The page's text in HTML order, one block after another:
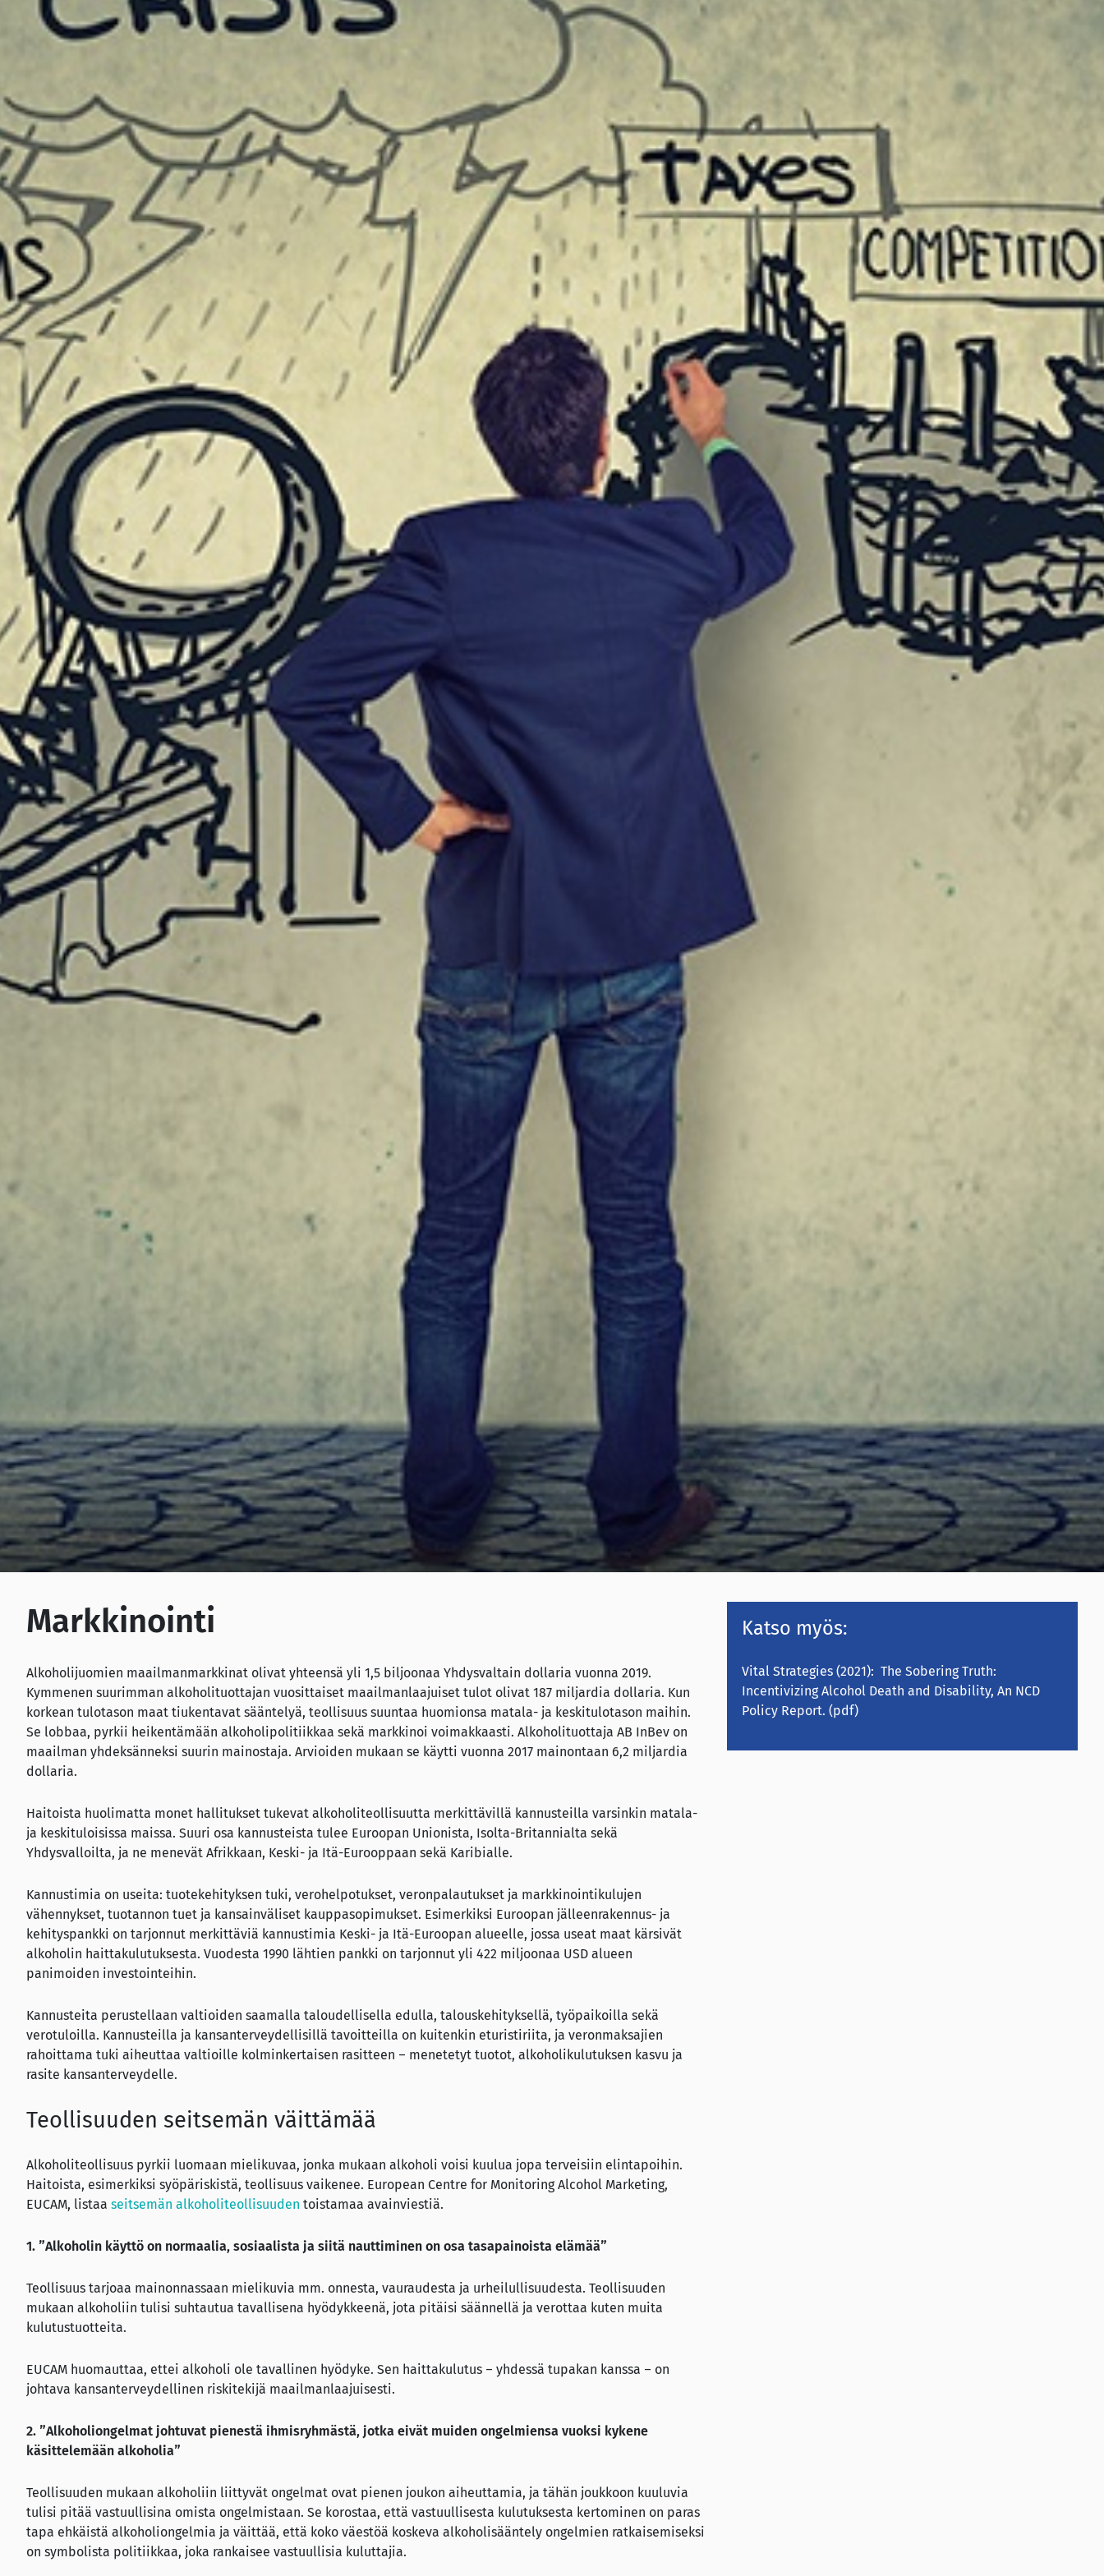
Markkinointi
Alkoholijuomien maailmanmarkkinat olivat yhteensä yli 1,5 biljoonaa Yhdysvaltain dollaria vuonna 2019.
Kymmenen suurimman alkoholituottajan vuosittaiset maailmanlaajuiset tulot olivat 187 miljardia dollaria. Kun
korkean tulotason maat tiukentavat sääntelyä, teollisuus suuntaa huomionsa matala- ja keskitulotason maihin.
Se lobbaa, pyrkii heikentämään alkoholipolitiikkaa sekä markkinoi voimakkaasti. Alkoholituottaja AB InBev on
maailman yhdeksänneksi suurin mainostaja. Arvioiden mukaan se käytti vuonna 2017 mainontaan 6,2 miljardia
dollaria.
Haitoista huolimatta monet hallitukset tukevat alkoholiteollisuutta merkittävillä kannusteilla varsinkin matala-
ja keskituloisissa maissa. Suuri osa kannusteista tulee Euroopan Unionista, Isolta-Britannialta sekä
Yhdysvalloilta, ja ne menevät Afrikkaan, Keski- ja Itä-Eurooppaan sekä Karibialle.
Kannustimia on useita: tuotekehityksen tuki, verohelpotukset, veronpalautukset ja markkinointikulujen
vähennykset, tuotannon tuet ja kansainväliset kauppasopimukset. Esimerkiksi Euroopan jälleenrakennus- ja
kehityspankki on tarjonnut merkittäviä kannustimia Keski- ja Itä-Euroopan alueelle, jossa useat maat kärsivät
alkoholin haittakulutuksesta. Vuodesta 1990 lähtien pankki on tarjonnut yli 422 miljoonaa USD alueen
panimoiden investointeihin.
Kannusteita perustellaan valtioiden saamalla taloudellisella edulla, talouskehityksellä, työpaikoilla sekä
verotuloilla. Kannusteilla ja kansanterveydellisillä tavoitteilla on kuitenkin eturistiriita, ja veronmaksajien
rahoittama tuki aiheuttaa valtioille kolminkertaisen rasitteen – menetetyt tuotot, alkoholikulutuksen kasvu ja
rasite kansanterveydelle.
Teollisuuden seitsemän väittämää
Alkoholiteollisuus pyrkii luomaan mielikuvaa, jonka mukaan alkoholi voisi kuulua jopa terveisiin elintapoihin.
Haitoista, esimerkiksi syöpäriskistä, teollisuus vaikenee. European Centre for Monitoring Alcohol Marketing,
EUCAM, listaa seitsemän alkoholiteollisuuden toistamaa avainviestiä.
1. ”Alkoholin käyttö on normaalia, sosiaalista ja siitä nauttiminen on osa tasapainoista elämää”
Teollisuus tarjoaa mainonnassaan mielikuvia mm. onnesta, vauraudesta ja urheilullisuudesta. Teollisuuden
mukaan alkoholiin tulisi suhtautua tavallisena hyödykkeenä, jota pitäisi säännellä ja verottaa kuten muita
kulutustuotteita.
EUCAM huomauttaa, ettei alkoholi ole tavallinen hyödyke. Sen haittakulutus – yhdessä tupakan kanssa – on
johtava kansanterveydellinen riskitekijä maailmanlaajuisesti.
2. ”Alkoholiongelmat johtuvat pienestä ihmisryhmästä, jotka eivät muiden ongelmiensa vuoksi kykene
käsittelemään alkoholia”
Teollisuuden mukaan alkoholiin liittyvät ongelmat ovat pienen joukon aiheuttamia, ja tähän joukkoon kuuluvia
tulisi pitää vastuullisina omista ongelmistaan. Se korostaa, että vastuullisesta kulutuksesta kertominen on paras
tapa ehkäistä alkoholiongelmia ja väittää, että koko väestöä koskeva alkoholisääntely ongelmien ratkaisemiseksi
on symbolista politiikkaa, joka rankaisee vastuullisia kuluttajia.
Katso myös:
Vital Strategies (2021):The Sobering Truth:
Incentivizing Alcohol Death and Disability, An NCD
Policy Report. (pdf)